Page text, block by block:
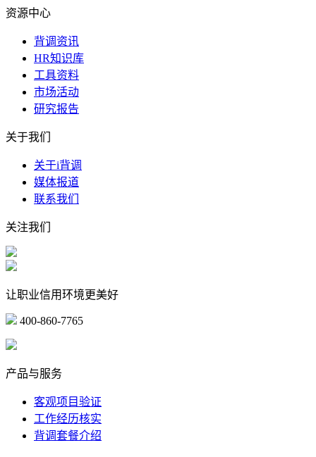
资源中心
背调资讯
HR知识库
工具资料
市场活动
研究报告
关于我们
关于i背调
媒体报道
联系我们
关注我们
让职业信用环境更美好
400-860-7765
产品与服务
客观项目验证
工作经历核实
背调套餐介绍